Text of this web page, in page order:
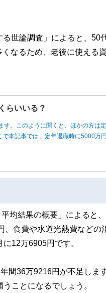
世論調査」によると、50
なるため、老後に使える
らいいる？
。このように聞くと、ほかの方は
本記事では、定年退職時に5000万
均結果の概要」によると
、食費や水道光熱費などの
12万6905円です。
間36万9216円が不足しま
ことになるでしょう。